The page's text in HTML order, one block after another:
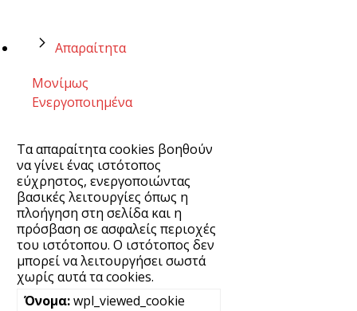
Απαραίτητα
Μονίμως
Ενεργοποιημένα
Τα απαραίτητα cookies βοηθούν
να γίνει ένας ιστότοπος
εύχρηστος, ενεργοποιώντας
βασικές λειτουργίες όπως η
πλοήγηση στη σελίδα και η
πρόσβαση σε ασφαλείς περιοχές
του ιστότοπου. Ο ιστότοπος δεν
μπορεί να λειτουργήσει σωστά
χωρίς αυτά τα cookies.
wpl_viewed_cookie